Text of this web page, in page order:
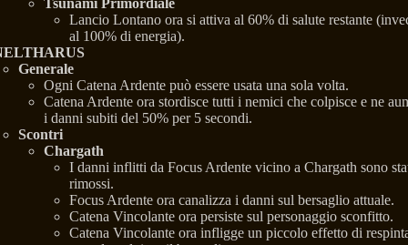
Tsunami Primordiale
Lancio Lontano ora si attiva al 60% di salute restante
al 100% di energia).
Generale
Ogni Catena Ardente può essere usata una sola volta.
Catena Ardente ora stordisce tutti i nemici che colpisce e ne
i danni subiti del 50% per 5 secondi.
Scontri
Chargath
I danni inflitti da Focus Ardente vicino a Chargath sono
rimossi.
Focus Ardente ora canalizza i danni sul bersaglio attuale.
Catena Vincolante ora persiste sul personaggio sconfitto.
Catena Vincolante ora infligge un piccolo effetto di